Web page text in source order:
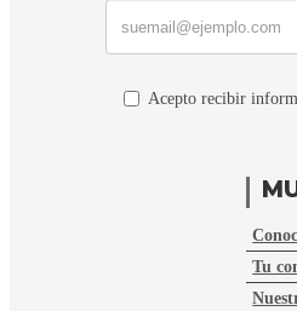
Acepto recibir
Tu